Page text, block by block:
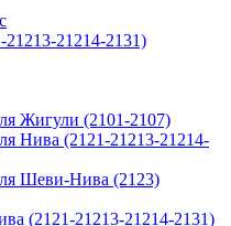
21214-2131)
Жигули (2101-2107)
Нива (2121-21213-21214-
Шеви-Нива (2123)
(2121-21213-21214-2131)